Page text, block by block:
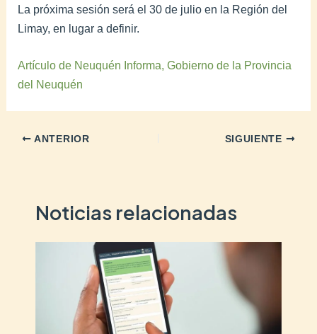
La próxima sesión será el 30 de julio en la Región del
Limay, en lugar a definir.
Artículo de Neuquén Informa, Gobierno de la Provincia
del Neuquén
ANTERIOR SIGUIENTE
Noticias relacionadas